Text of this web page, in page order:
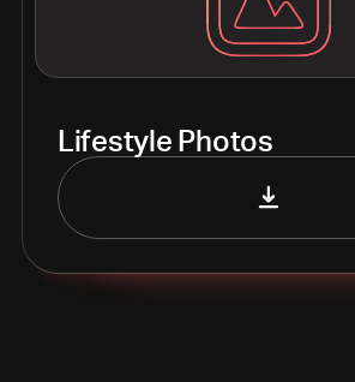
Lifestyle Photos